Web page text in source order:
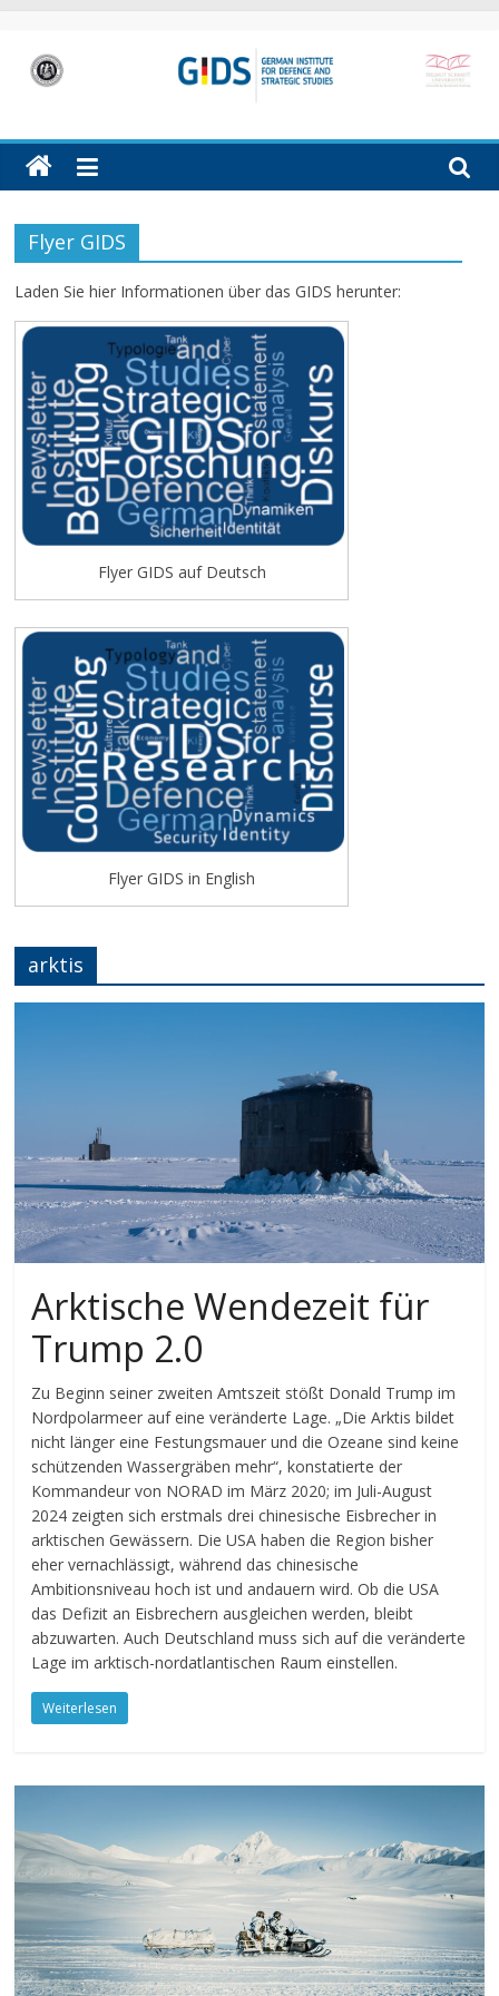
contentGIDS
German
Institute
Defence
and
Strategic
(GIDS)
Hamburg
Flyer GIDS
Laden Sie hier Informationen über das GIDS herunter:
Flyer GIDS auf Deutsch
Flyer GIDS in English
arktis
Arktische Wendezeit für
Trump 2.0
Zu Beginn seiner zweiten Amtszeit stößt Donald Trump im
Nordpolarmeer auf eine veränderte Lage. „Die Arktis bildet
nicht länger eine Festungsmauer und die Ozeane sind keine
schützenden Wassergräben mehr“, konstatierte der
Kommandeur von NORAD im März 2020; im Juli-August
2024 zeigten sich erstmals drei chinesische Eisbrecher in
arktischen Gewässern. Die USA haben die Region bisher
eher vernachlässigt, während das chinesische
Ambitionsniveau hoch ist und andauern wird. Ob die USA
das Defizit an Eisbrechern ausgleichen werden, bleibt
abzuwarten. Auch Deutschland muss sich auf die veränderte
Lage im arktisch-nordatlantischen Raum einstellen.
Weiterlesen